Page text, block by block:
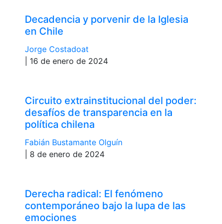
Decadencia y porvenir de la Iglesia
en Chile
Jorge Costadoat
| 16 de enero de 2024
Circuito extrainstitucional del poder:
desafíos de transparencia en la
política chilena
Fabián Bustamante Olguín
| 8 de enero de 2024
Derecha radical: El fenómeno
contemporáneo bajo la lupa de las
emociones